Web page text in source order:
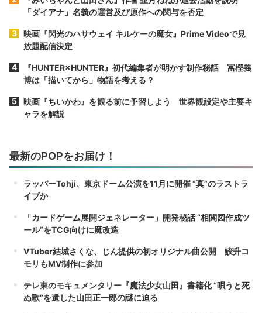
「ダイアナ」名義の運営及び原作への関与を否定
映画『閃光のハサウェイ キルケーの魔女』Prime Videoで見
放題配信決定
『HUNTER×HUNTER』初代編集者が明かす制作秘話 冨樫義
博は「描いてから」物語を考える？
映画『ちいかわ』を観る前に予習しよう 世界観設定や主要キ
ャラを解説
最新のPOPをお届け！
ラッパーTohji、東京ドーム公演を11月に開催 “真”のラストラ
イブか
「カードゲーム展開ジェネレーター」開発秘話 “相関図作成ツ
ール”をTCG向けに魔改造
VTuber結城さくな、じん提供の初オリジナル曲公開 鮫升コ
モリもMV制作に参加
テレ東のモキュメンタリー『魔法少女山田』書籍化 “唄うと死
ぬ歌”を遺した山田正一郎の謎に迫る